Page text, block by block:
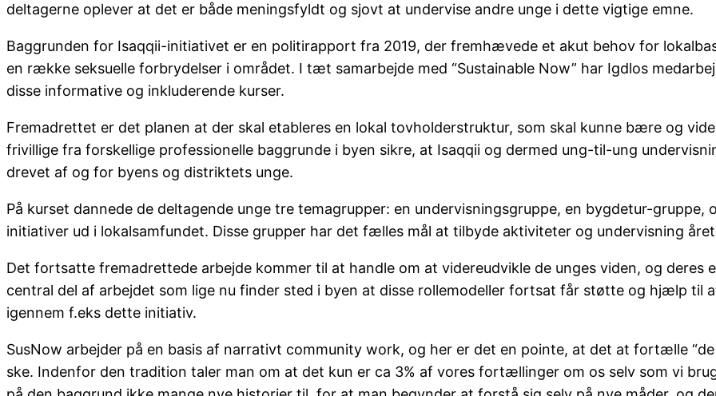
deltagerne oplever at det er både meningsfyldt og sjovt at undervise andre unge i dette vigtige emne.
Baggrunden for Isaqqii-initiativet er en politirapport fra 2019, der fremhævede et akut behov for
en række seksuelle forbrydelser i området. I tæt samarbejde med “Sustainable Now” har Igdlos
disse informative og inkluderende kurser.
Fremadrettet er det planen at der skal etableres en lokal tovholderstruktur, som skal kunne bære og
frivillige fra forskellige professionelle baggrunde i byen sikre, at Isaqqii og dermed ung-til-ung
drevet af og for byens og distriktets unge.
På kurset dannede de deltagende unge tre temagrupper: en undervisningsgruppe, en bygdetur-
initiativer ud i lokalsamfundet. Disse grupper har det fælles mål at tilbyde aktiviteter og undervisning
Det fortsatte fremadrettede arbejde kommer til at handle om at videreudvikle de unges viden, og deres
central del af arbejdet som lige nu finder sted i byen at disse rollemodeller fortsat får støtte og hjælp til
igennem f.eks dette initiativ.
SusNow arbejder på en basis af narrativt community work, og her er det en pointe, at det at fortælle
ske. Indenfor den tradition taler man om at det kun er ca 3% af vores fortællinger om os selv som vi